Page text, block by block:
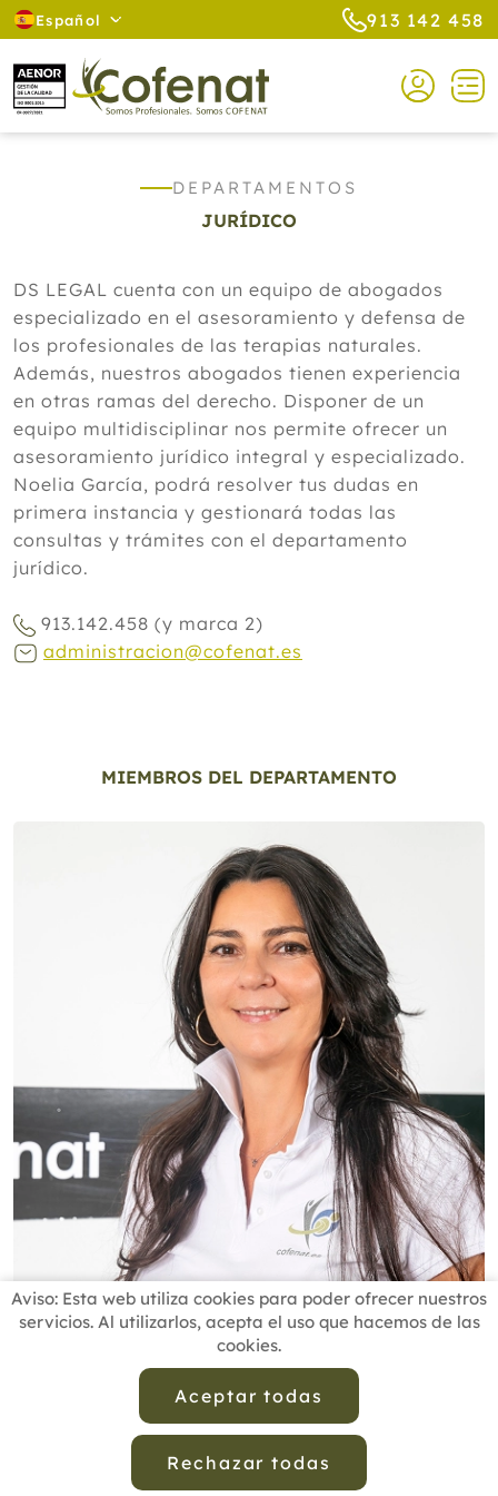
Español 913 142 458
DEPARTAMENTOS
JURÍDICO
DS LEGAL cuenta con un equipo de abogados
especializado en el asesoramiento y defensa de
los profesionales de las terapias naturales.
Además, nuestros abogados tienen experiencia
en otras ramas del derecho. Disponer de un
equipo multidisciplinar nos permite ofrecer un
asesoramiento jurídico integral y especializado.
Noelia García, podrá resolver tus dudas en
primera instancia y gestionará todas las
consultas y trámites con el departamento
jurídico.
913.142.458 (y marca 2)
administracion@cofenat.es
MIEMBROS DEL DEPARTAMENTO
Aviso: Esta web utiliza cookies para poder ofrecer nuestros
servicios. Al utilizarlos, acepta el uso que hacemos de las
cookies.
Aceptar todas
Rechazar todas
BUSCADOR PROFESIONALES
ESCUELAS RECOMENDADAS
CONTACTO
Política de Privacidad de Datos
Política de Calidad
Política de Cookies